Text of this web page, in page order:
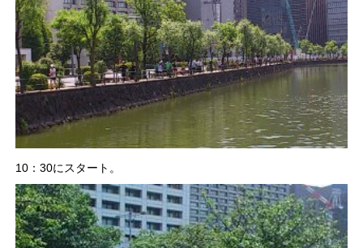
10：30にスタート。